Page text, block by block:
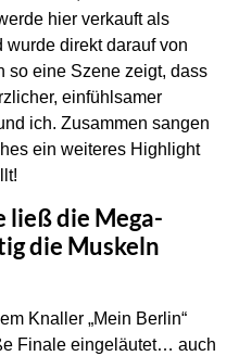
hier verkauft als
wurde direkt darauf von
so eine Szene zeigt, dass
einfühlsamer
ich. Zusammen sangen
ein weiteres Highlight
ließ die Mega-
die Muskeln
Knaller „Mein Berlin“
Finale eingeläutet… auch